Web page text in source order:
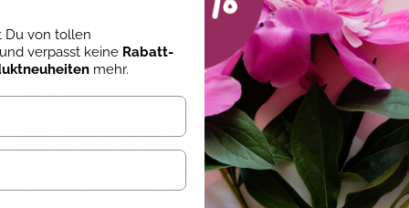
, Schneiden
Du von tollen
und verpasst keine Rabatt-
mehr.